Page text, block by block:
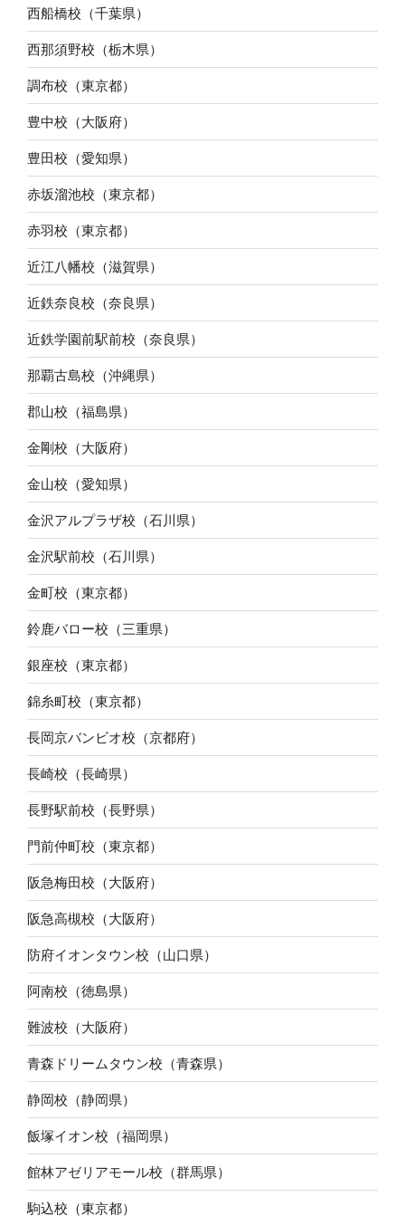
西船橋校（千葉県）
西那須野校（栃木県）
調布校（東京都）
豊中校（大阪府）
豊田校（愛知県）
赤坂溜池校（東京都）
赤羽校（東京都）
近江八幡校（滋賀県）
近鉄奈良校（奈良県）
近鉄学園前駅前校（奈良県）
那覇古島校（沖縄県）
郡山校（福島県）
金剛校（大阪府）
金山校（愛知県）
金沢アルプラザ校（石川県）
金沢駅前校（石川県）
金町校（東京都）
鈴鹿バロー校（三重県）
銀座校（東京都）
錦糸町校（東京都）
長岡京バンビオ校（京都府）
長崎校（長崎県）
長野駅前校（長野県）
門前仲町校（東京都）
阪急梅田校（大阪府）
阪急高槻校（大阪府）
防府イオンタウン校（山口県）
阿南校（徳島県）
難波校（大阪府）
青森ドリームタウン校（青森県）
静岡校（静岡県）
飯塚イオン校（福岡県）
館林アゼリアモール校（群馬県）
駒込校（東京都）